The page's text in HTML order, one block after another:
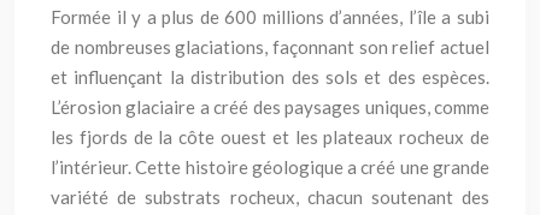
Formée il y a plus de 600 millions d’années, l’île a subi
de nombreuses glaciations, façonnant son relief actuel
et influençant la distribution des sols et des espèces.
L’érosion glaciaire a créé des paysages uniques, comme
les fjords de la côte ouest et les plateaux rocheux de
l’intérieur. Cette histoire géologique a créé une grande
variété de substrats rocheux, chacun soutenant des